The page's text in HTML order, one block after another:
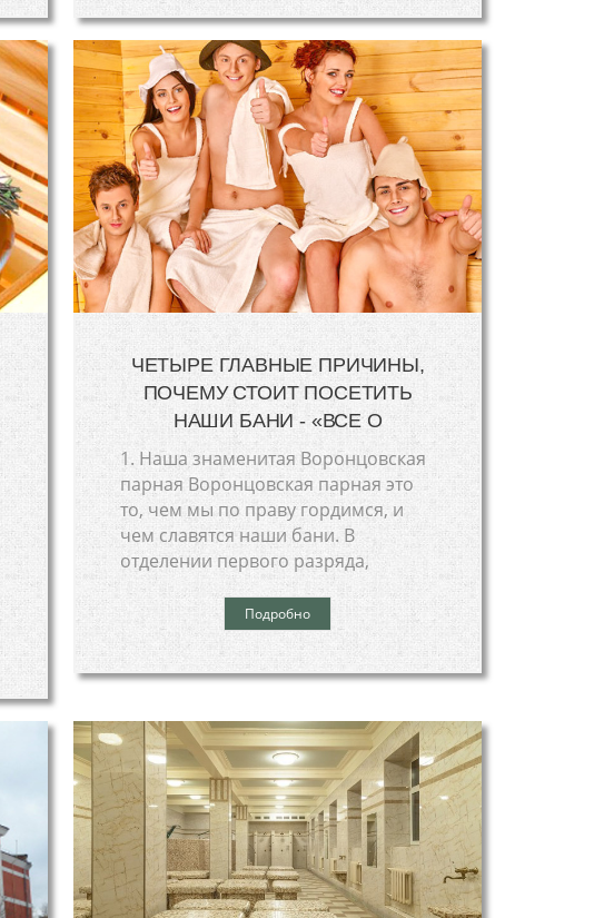
ЧЕТЫРЕ ГЛАВНЫЕ ПРИЧИНЫ,
ПОЧЕМУ СТОИТ ПОСЕТИТЬ
НАШИ БАНИ - «ВСЕ О
1. Наша знаменитая Воронцовская
парная Воронцовская парная это
то, чем мы по праву гордимся, и
чем славятся наши бани. В
отделении первого разряда,
Подробно